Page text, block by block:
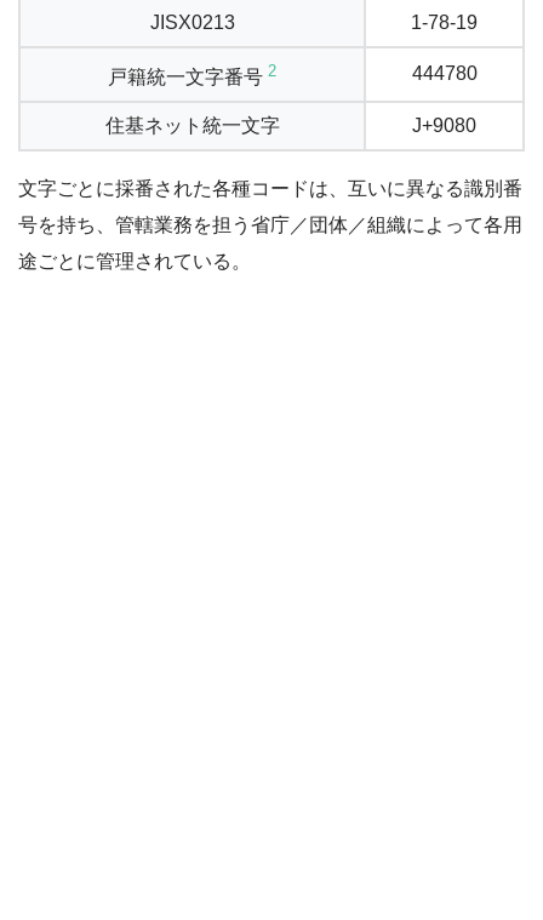
JISX0213 1-78-19
戸籍統一文字番号 2 444780
住基ネット統一文字 J+9080
文字ごとに採番された各種コードは、互いに異なる識別番
号を持ち、管轄業務を担う省庁／団体／組織によって各用
途ごとに管理されている。